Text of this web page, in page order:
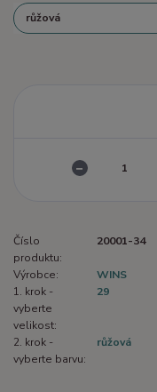
Číslo
produktu:
20001-34
Výrobce:
WINS
1. krok -
vyberte
velikost:
29
2. krok -
vyberte barvu:
růžová